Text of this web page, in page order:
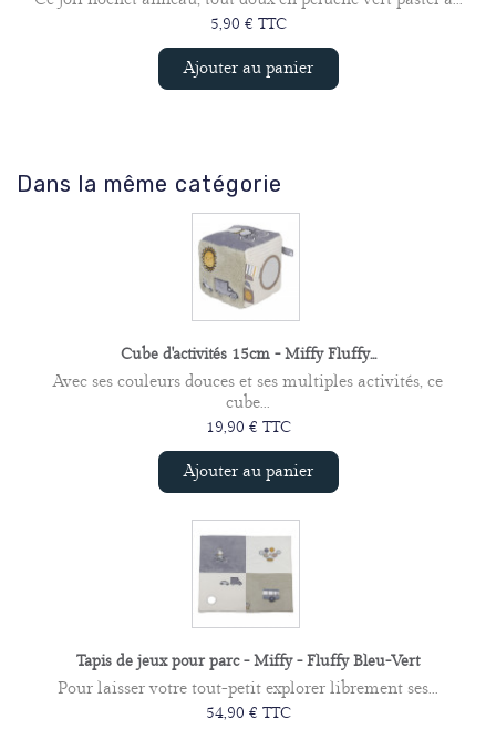
5,90 € TTC
Ajouter au panier
Dans la même catégorie
Cube d'activités 15cm - Miffy Fluffy...
Avec ses couleurs douces et ses multiples activités, ce
cube...
19,90 € TTC
Ajouter au panier
Tapis de jeux pour parc - Miffy - Fluffy Bleu-Vert
Pour laisser votre tout-petit explorer librement ses...
54,90 € TTC